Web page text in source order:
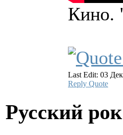
Кино.
Last Edit: 03
Reply Quote
Русский рок